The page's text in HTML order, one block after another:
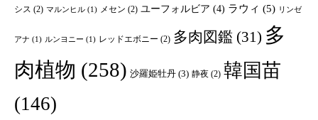
シス (2) マルンヒル (1) メセン (2) ユーフォルビア (4) ラウィ (5) リンゼ
アナ (1) ルンヨニー (1) レッドエボニー (2) 多肉図鑑 (31) 多
肉植物 (258) 沙羅姫牡丹 (3) 静夜 (2) 韓国苗
(146)